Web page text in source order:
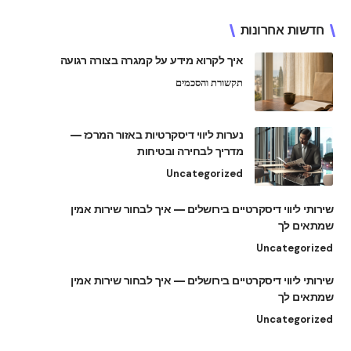
חדשות אחרונות
איך לקרוא מידע על קמגרה בצורה רגועה
תקשורת והסכמים
נערות ליווי דיסקרטיות באזור המרכז —
מדריך לבחירה ובטיחות
Uncategorized
שירותי ליווי דיסקרטיים בירושלים — איך לבחור שירות אמין
שמתאים לך
Uncategorized
שירותי ליווי דיסקרטיים בירושלים — איך לבחור שירות אמין
שמתאים לך
Uncategorized